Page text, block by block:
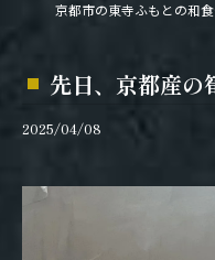
先日、京都産の
2025/04/08